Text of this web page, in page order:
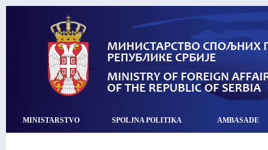
MINISTARSTVO SPOLJNA POLITIKA AMBASADE